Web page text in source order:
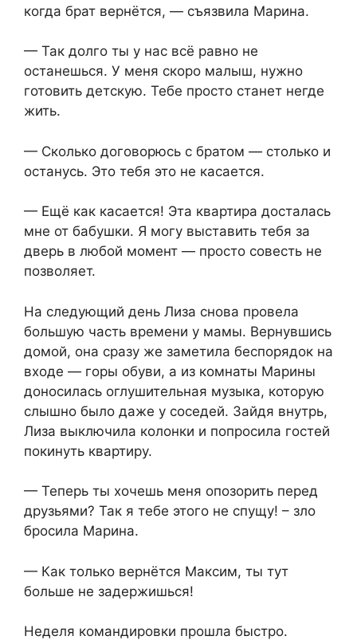
когда брат вернётся, — съязвила Марина.
— Так долго ты у нас всё равно не
останешься. У меня скоро малыш, нужно
готовить детскую. Тебе просто станет негде
жить.
— Сколько договорюсь с братом — столько и
останусь. Это тебя это не касается.
— Ещё как касается! Эта квартира досталась
мне от бабушки. Я могу выставить тебя за
дверь в любой момент — просто совесть не
позволяет.
На следующий день Лиза снова провела
большую часть времени у мамы. Вернувшись
домой, она сразу же заметила беспорядок на
входе — горы обуви, а из комнаты Марины
доносилась оглушительная музыка, которую
слышно было даже у соседей. Зайдя внутрь,
Лиза выключила колонки и попросила гостей
покинуть квартиру.
— Теперь ты хочешь меня опозорить перед
друзьями? Так я тебе этого не спущу! – зло
бросила Марина.
— Как только вернётся Максим, ты тут
больше не задержишься!
Неделя командировки прошла быстро.